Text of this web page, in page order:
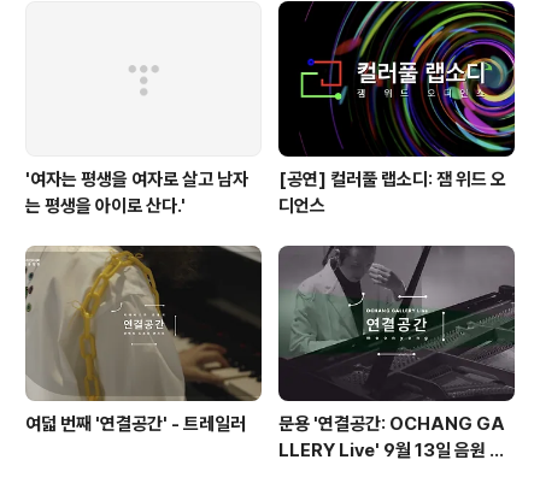
'여자는 평생을 여자로 살고 남자
는 평생을 아이로 산다.'
[공연] 컬러풀 랩소디: 잼 위드 오
디언스
여덟 번째 '연결공간' - 트레일러
문용 '연결공간: OCHANG GA
LLERY Live' 9월 13일 음원 발